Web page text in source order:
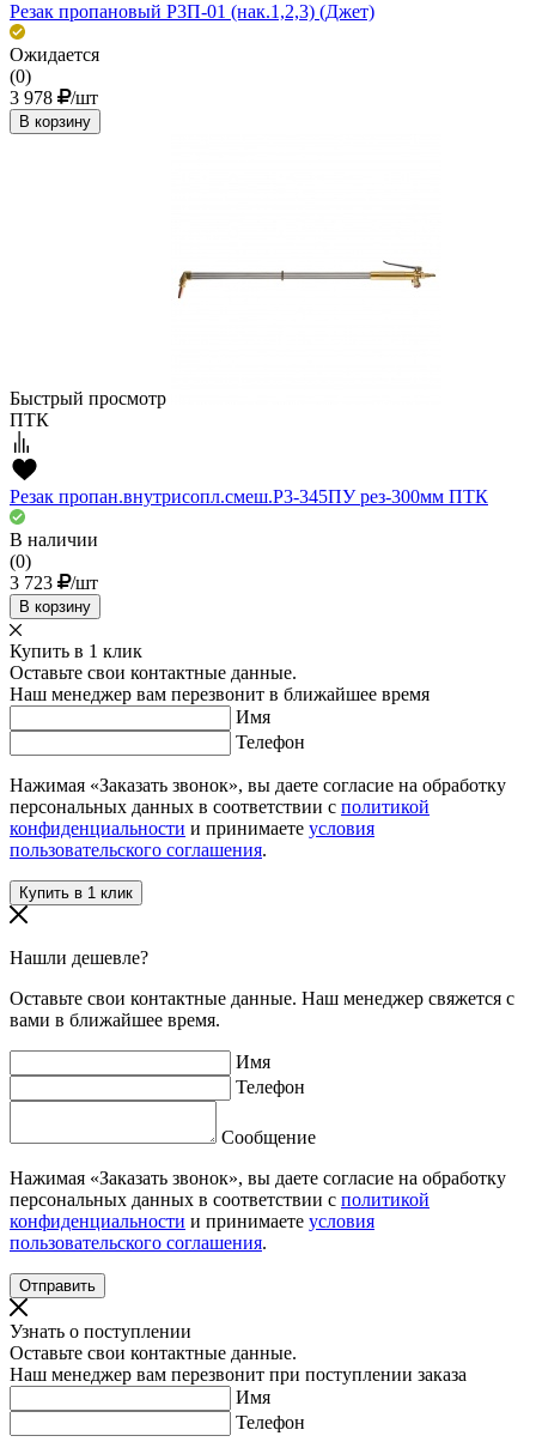
Резак пропановый Р3П-01 (нак.1,2,3) (Джет)
Ожидается
(0)
3 978
/шт
В корзину
Быстрый просмотр
ПТК
Резак пропан.внутрисопл.смеш.Р3-345ПУ рез-300мм ПТК
В наличии
(0)
3 723
/шт
В корзину
Купить в 1 клик
Оставьте свои контактные данные.
Наш менеджер вам перезвонит в ближайшее время
Имя
Телефон
Нажимая «Заказать звонок», вы даете согласие на обработку
персональных данных в соответствии с политикой
конфиденциальности и принимаете условия
пользовательского соглашения.
Нашли дешевле?
Оставьте свои контактные данные. Наш менеджер свяжется с
вами в ближайшее время.
Имя
Телефон
Сообщение
Нажимая «Заказать звонок», вы даете согласие на обработку
персональных данных в соответствии с политикой
конфиденциальности и принимаете условия
пользовательского соглашения.
Узнать о поступлении
Оставьте свои контактные данные.
Наш менеджер вам перезвонит при поступлении заказа
Имя
Телефон